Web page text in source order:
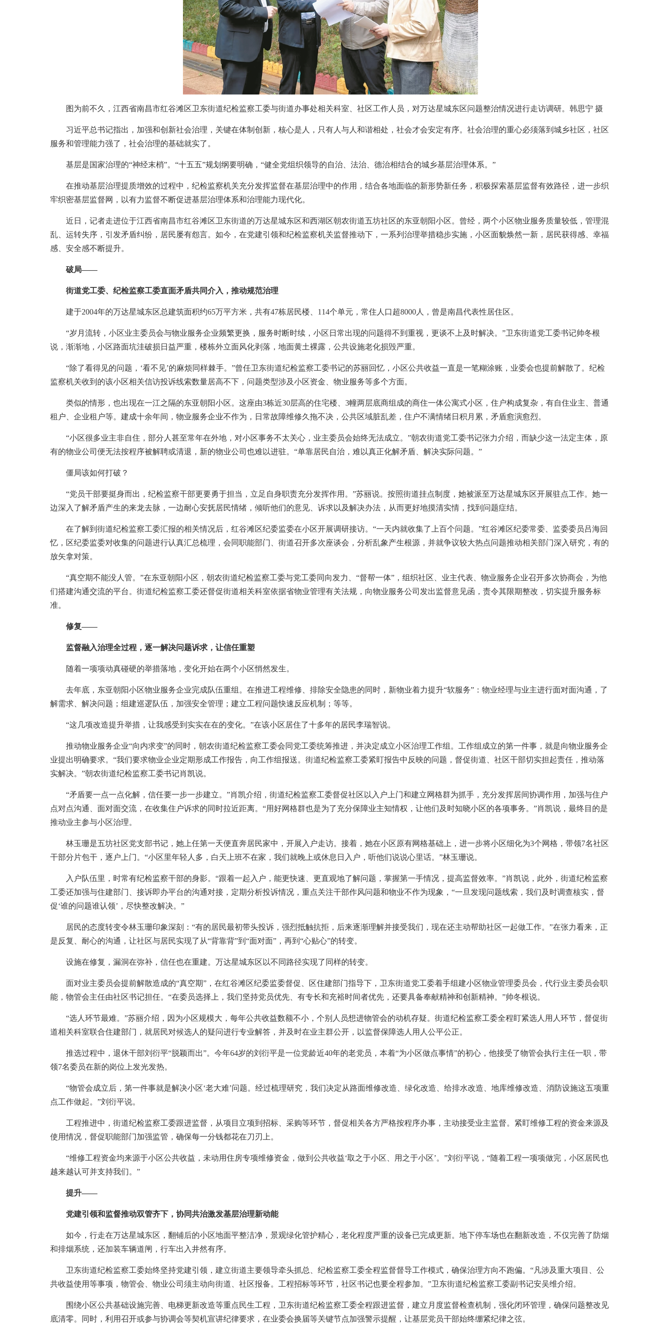
图为前不久，江西省南昌市红谷滩区卫东街道纪检监察工委与街道办事处相关科室、社区工作人员，对万达星城东区问题整治情况进行走访调研。韩思宁 摄
习近平总书记指出，加强和创新社会治理，关键在体制创新，核心是人，只有人与人和谐相处，社会才会安定有序。社会治理的重心必须落到城乡社区，社区
服务和管理能力强了，社会治理的基础就实了。
基层是国家治理的“神经末梢”。“十五五”规划纲要明确，“健全党组织领导的自治、法治、德治相结合的城乡基层治理体系。”
在推动基层治理提质增效的过程中，纪检监察机关充分发挥监督在基层治理中的作用，结合各地面临的新形势新任务，积极探索基层监督有效路径，进一步织
牢织密基层监督网，以有力监督不断促进基层治理体系和治理能力现代化。
近日，记者走进位于江西省南昌市红谷滩区卫东街道的万达星城东区和西湖区朝农街道五坊社区的东亚朝阳小区。曾经，两个小区物业服务质量较低，管理混
乱、运转失序，引发矛盾纠纷，居民屡有怨言。如今，在党建引领和纪检监察机关监督推动下，一系列治理举措稳步实施，小区面貌焕然一新，居民获得感、幸福
感、安全感不断提升。
破局——
街道党工委、纪检监察工委直面矛盾共同介入，推动规范治理
建于2004年的万达星城东区总建筑面积约65万平方米，共有47栋居民楼、114个单元，常住人口超8000人，曾是南昌代表性居住区。
“岁月流转，小区业主委员会与物业服务企业频繁更换，服务时断时续，小区日常出现的问题得不到重视，更谈不上及时解决。”卫东街道党工委书记帅冬根
说，渐渐地，小区路面坑洼破损日益严重，楼栋外立面风化剥落，地面黄土裸露，公共设施老化损毁严重。
“除了看得见的问题，‘看不见’的麻烦同样棘手。”曾任卫东街道纪检监察工委书记的苏丽回忆，小区公共收益一直是一笔糊涂账，业委会也提前解散了。纪检
监察机关收到的该小区相关信访投诉线索数量居高不下，问题类型涉及小区资金、物业服务等多个方面。
类似的情形，也出现在一江之隔的东亚朝阳小区。这座由3栋近30层高的住宅楼、3幢两层底商组成的商住一体公寓式小区，住户构成复杂，有自住业主、普通
租户、企业租户等。建成十余年间，物业服务企业不作为，日常故障维修久拖不决，公共区域脏乱差，住户不满情绪日积月累，矛盾愈演愈烈。
“小区很多业主非自住，部分人甚至常年在外地，对小区事务不太关心，业主委员会始终无法成立。”朝农街道党工委书记张力介绍，而缺少这一法定主体，原
有的物业公司便无法按程序被解聘或清退，新的物业公司也难以进驻。“单靠居民自治，难以真正化解矛盾、解决实际问题。”
僵局该如何打破？
“党员干部要挺身而出，纪检监察干部更要勇于担当，立足自身职责充分发挥作用。”苏丽说。按照街道挂点制度，她被派至万达星城东区开展驻点工作。她一
边深入了解矛盾产生的来龙去脉，一边耐心安抚居民情绪，倾听他们的意见、诉求以及解决办法，从而更好地摸清实情，找到问题症结。
在了解到街道纪检监察工委汇报的相关情况后，红谷滩区纪委监委在小区开展调研接访。“一天内就收集了上百个问题。”红谷滩区纪委常委、监委委员吕海回
忆，区纪委监委对收集的问题进行认真汇总梳理，会同职能部门、街道召开多次座谈会，分析乱象产生根源，并就争议较大热点问题推动相关部门深入研究，有的
放矢拿对策。
“真空期不能没人管。”在东亚朝阳小区，朝农街道纪检监察工委与党工委同向发力、“督帮一体”，组织社区、业主代表、物业服务企业召开多次协商会，为他
们搭建沟通交流的平台。街道纪检监察工委还督促街道相关科室依据省物业管理有关法规，向物业服务公司发出监督意见函，责令其限期整改，切实提升服务标
准。
修复——
监督融入治理全过程，逐一解决问题诉求，让信任重塑
随着一项项动真碰硬的举措落地，变化开始在两个小区悄然发生。
去年底，东亚朝阳小区物业服务企业完成队伍重组。在推进工程维修、排除安全隐患的同时，新物业着力提升“软服务”：物业经理与业主进行面对面沟通，了
解需求、解决问题；组建巡逻队伍，加强安全管理；建立工程问题快速反应机制；等等。
“这几项改造提升举措，让我感受到实实在在的变化。”在该小区居住了十多年的居民李瑞智说。
推动物业服务企业“向内求变”的同时，朝农街道纪检监察工委会同党工委统筹推进，并决定成立小区治理工作组。工作组成立的第一件事，就是向物业服务企
业提出明确要求。“我们要求物业企业定期形成工作报告，向工作组报送。街道纪检监察工委紧盯报告中反映的问题，督促街道、社区干部切实担起责任，推动落
实解决。”朝农街道纪检监察工委书记肖凯说。
“矛盾要一点一点化解，信任要一步一步建立。”肖凯介绍，街道纪检监察工委督促社区以入户上门和建立网格群为抓手，充分发挥居间协调作用，加强与住户
点对点沟通、面对面交流，在收集住户诉求的同时拉近距离。“用好网格群也是为了充分保障业主知情权，让他们及时知晓小区的各项事务。”肖凯说，最终目的是
推动业主参与小区治理。
林玉珊是五坊社区党支部书记，她上任第一天便直奔居民家中，开展入户走访。接着，她在小区原有网格基础上，进一步将小区细化为3个网格，带领7名社区
干部分片包干，逐户上门。“小区里年轻人多，白天上班不在家，我们就晚上或休息日入户，听他们说说心里话。”林玉珊说。
入户队伍里，时常有纪检监察干部的身影。“跟着一起入户，能更快速、更直观地了解问题，掌握第一手情况，提高监督效率。”肖凯说，此外，街道纪检监察
工委还加强与住建部门、接诉即办平台的沟通对接，定期分析投诉情况，重点关注干部作风问题和物业不作为现象，“一旦发现问题线索，我们及时调查核实，督
促‘谁的问题谁认领’，尽快整改解决。”
居民的态度转变令林玉珊印象深刻：“有的居民最初带头投诉，强烈抵触抗拒，后来逐渐理解并接受我们，现在还主动帮助社区一起做工作。”在张力看来，正
是反复、耐心的沟通，让社区与居民实现了从“背靠背”到“面对面”，再到“心贴心”的转变。
设施在修复，漏洞在弥补，信任也在重建。万达星城东区以不同路径实现了同样的转变。
面对业主委员会提前解散造成的“真空期”，在红谷滩区纪委监委督促、区住建部门指导下，卫东街道党工委着手组建小区物业管理委员会，代行业主委员会职
能，物管会主任由社区书记担任。“在委员选择上，我们坚持党员优先、有专长和充裕时间者优先，还要具备奉献精神和创新精神。”帅冬根说。
“选人环节最难。”苏丽介绍，因为小区规模大，每年公共收益数额不小，个别人员想进物管会的动机存疑。街道纪检监察工委全程盯紧选人用人环节，督促街
道相关科室联合住建部门，就居民对候选人的疑问进行专业解答，并及时在业主群公开，以监督保障选人用人公平公正。
推选过程中，退休干部刘衍平“脱颖而出”。今年64岁的刘衍平是一位党龄近40年的老党员，本着“为小区做点事情”的初心，他接受了物管会执行主任一职，带
领7名委员在新的岗位上发光发热。
“物管会成立后，第一件事就是解决小区‘老大难’问题。经过梳理研究，我们决定从路面维修改造、绿化改造、给排水改造、地库维修改造、消防设施这五项重
点工作做起。”刘衍平说。
工程推进中，街道纪检监察工委跟进监督，从项目立项到招标、采购等环节，督促相关各方严格按程序办事，主动接受业主监督。紧盯维修工程的资金来源及
使用情况，督促职能部门加强监管，确保每一分钱都花在刀刃上。
“维修工程资金均来源于小区公共收益，未动用住房专项维修资金，做到公共收益‘取之于小区、用之于小区’。”刘衍平说，“随着工程一项项做完，小区居民也
越来越认可并支持我们。”
提升——
党建引领和监督推动双管齐下，协同共治激发基层治理新动能
如今，行走在万达星城东区，翻铺后的小区地面平整洁净，景观绿化管护精心，老化程度严重的设备已完成更新。地下停车场也在翻新改造，不仅完善了防烟
和排烟系统，还加装车辆道闸，行车出入井然有序。
卫东街道纪检监察工委始终坚持党建引领，建立街道主要领导牵头抓总、纪检监察工委全程监督督导工作模式，确保治理方向不跑偏。“凡涉及重大项目、公
共收益使用等事项，物管会、物业公司须主动向街道、社区报备。工程招标等环节，社区书记也要全程参加。”卫东街道纪检监察工委副书记安吴维介绍。
围绕小区公共基础设施完善、电梯更新改造等重点民生工程，卫东街道纪检监察工委全程跟进监督，建立月度监督检查机制，强化闭环管理，确保问题整改见
底清零。同时，利用召开或参与协调会等契机宣讲纪律要求，在业委会换届等关键节点加强警示提醒，让基层党员干部始终绷紧纪律之弦。